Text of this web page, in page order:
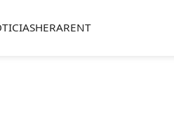
HERARENT